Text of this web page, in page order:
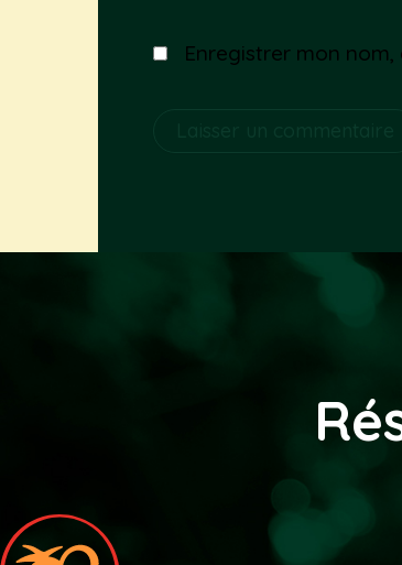
Enregistrer mon